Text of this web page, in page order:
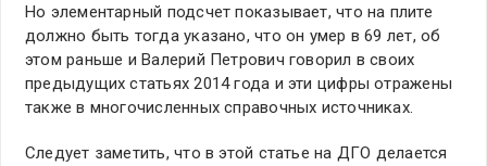
Но элементарный подсчет показывает, что на плите
должно быть тогда указано, что он умер в 69 лет, об
этом раньше и Валерий Петрович говорил в своих
предыдущих статьях 2014 года и эти цифры отражены
также в многочисленных справочных источниках.
Следует заметить, что в этой статье на ДГО делается